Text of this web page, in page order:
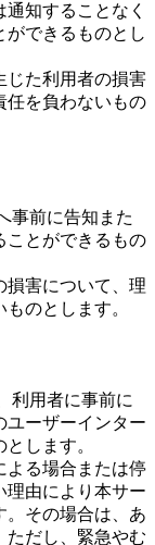
知することなく
ができるものとし
じた利用者の損害
任を負わないもの
事前に告知また
ことができるもの
損害について、理
のとします。
利用者に事前に
ユーザーインター
します。
よる場合または停
理由により本サー
。その場合は、あ
ただし、緊急やむ